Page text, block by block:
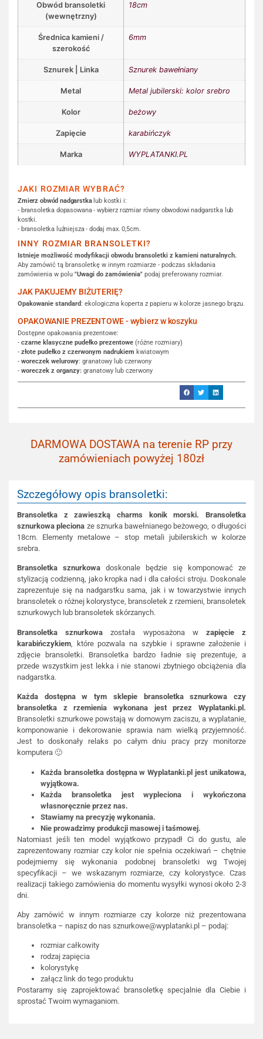
Obwód bransoletki
(wewnętrzny)
18cm
Średnica kamieni /
szerokość
6mm
Sznurek | Linka Sznurek bawełniany
Metal Metal jubilerski: kolor srebro
Kolor beżowy
Zapięcie karabińczyk
Marka WYPLATANKI.PL
JAKI ROZMIAR WYBRAĆ?
Zmierz obwód nadgarstkalub kostki i:
- bransoletka dopasowana - wybierz rozmiar równy obwodowi nadgarstka lub
kostki.
- bransoletka luźniejsza - dodaj max. 0,5cm.
INNY ROZMIAR BRANSOLETKI?
Istnieje możliwość modyfikacji obwodu bransoletki z kamieni naturalnych.
Aby zamówić tą bransoletkę w innym rozmiarze - podczas składania
zamówienia w polu "Uwagi do zamówienia" podaj preferowany rozmiar.
JAK PAKUJEMY BIŻUTERIĘ?
Opakowanie standard: ekologiczna koperta z papieru w kolorze jasnego brązu.
OPAKOWANIE PREZENTOWE - wybierz w koszyku
Dostępne opakowania prezentowe:
- czarne klasyczne pudełko prezentowe (różne rozmiary)
- złote pudełko z czerwonym nadrukiem kwiatowym
- woreczek welurowy: granatowy lub czerwony
- woreczek z organzy: granatowy lub czerwony
DARMOWA DOSTAWA na terenie RP przy
zamówieniach powyżej 180zł
Szczegółowy opis bransoletki:
Bransoletka z zawieszką charms konik morski.
Bransoletka
sznurkowa pleciona ze sznurka bawełnianego beżowego, o długości
18cm. Elementy metalowe – stop metali jubilerskich w kolorze
srebra.
Bransoletka sznurkowa doskonale będzie się komponować ze
stylizacją codzienną, jako kropka nad i dla całości stroju. Doskonale
zaprezentuje się na nadgarstku sama, jak i w towarzystwie innych
bransoletek o różnej kolorystyce, bransoletek z rzemieni, bransoletek
sznurkowych lub bransoletek skórzanych.
Bransoletka sznurkowa została wyposażona w zapięcie z
karabińczykiem , które pozwala na szybkie i sprawne założenie i
zdjęcie bransoletki. Bransoletka bardzo ładnie się prezentuje, a
przede wszystkim jest lekka i nie stanowi zbytniego obciążenia dla
nadgarstka.
Każda dostępna w tym sklepie bransoletka sznurkowa czy
bransoletka z rzemienia wykonana jest przez Wyplatanki.pl.
Bransoletki sznurkowe powstają w domowym zaciszu, a wyplatanie,
komponowanie i dekorowanie sprawia nam wielką przyjemność.
Jest to doskonały relaks po całym dniu pracy przy monitorze
komputera 🙂
Każda bransoletka dostępna w Wyplatanki.pl jest unikatowa,
wyjątkowa.
Każda bransoletka jest wypleciona i wykończona
własnoręcznie przez nas.
Stawiamy na precyzję wykonania.
Nie prowadzimy produkcji masowej i taśmowej.
Natomiast jeśli ten model wyjątkowo przypadł Ci do gustu, ale
zaprezentowany rozmiar czy kolor nie spełnia oczekiwań – chętnie
podejmiemy się wykonania podobnej bransoletki wg Twojej
specyfikacji – we wskazanym rozmiarze, czy kolorystyce. Czas
realizacji takiego zamówienia do momentu wysyłki wynosi około 2-3
dni.
Aby zamówić w innym rozmiarze czy kolorze niż prezentowana
bransoletka – napisz do nas sznurkowe@wyplatanki.pl – podaj:
rozmiar całkowity
rodzaj zapięcia
kolorystykę
załącz link do tego produktu
Postaramy się zaprojektować bransoletkę specjalnie dla Ciebie i
sprostać Twoim wymaganiom.